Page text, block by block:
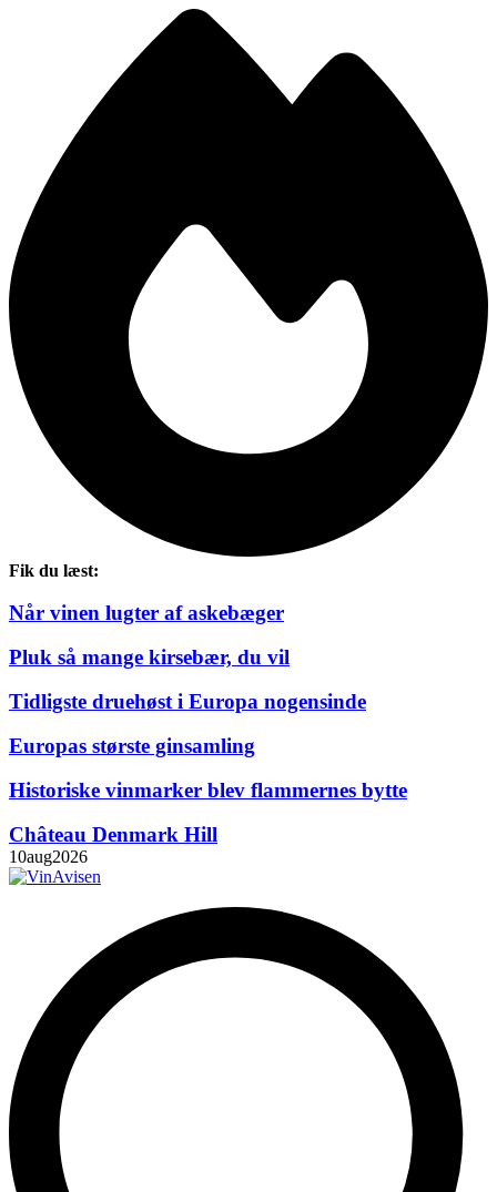
Fik du læst:
Når vinen lugter af askebæger
Pluk så mange kirsebær, du vil
Tidligste druehøst i Europa nogensinde
Europas største ginsamling
Historiske vinmarker blev flammernes bytte
Château Denmark Hill
10aug2026